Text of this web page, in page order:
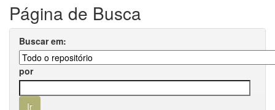
Página de Busca
Buscar em:
por